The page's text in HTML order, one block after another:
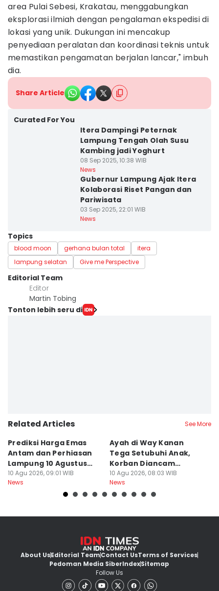
area Pulai Sebesi, Krakatau, menggabungkan
eksplorasi ilmiah dengan pengalaman ekspedisi di
lokasi yang unik. Dukungan ini mencakup
penyediaan peralatan dan koordinasi teknis untuk
memastikan pengamatan berjalan lancar," imbuh
dia.
Share Article
Curated For You
Itera Dampingi Peternak
Lampung Tengah Olah Susu
Kambing jadi Yoghurt
08 Sep 2025, 10:38 WIB
News
Gubernur Lampung Ajak Itera
Kolaborasi Riset Pangan dan
Pariwisata
03 Sep 2025, 22:01 WIB
News
Topics
blood moon gerhana bulan total
itera
lampung selatan
Give me Perspective
Editorial Team
Editor
Martin Tobing
Tonton lebih seru di
Related Articles See More
Prediksi Harga Emas
Antam dan Perhiasan
Lampung 10 Agustus
2026
10 Agu 2026, 09:01 WIB
News
Ayah di Way Kanan
Tega Setubuhi Anak,
Korban Diancam
Dibunuh
10 Agu 2026, 08:03 WIB
News
About UsEditorial TeamContact UsTerms of Services
Pedoman Media SiberIndexSitemap
Follow Us